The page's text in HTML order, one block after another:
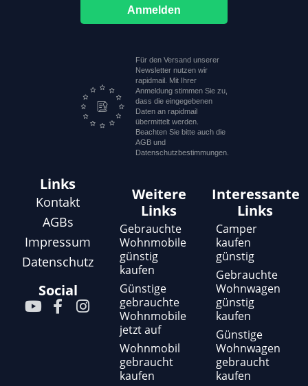
Anmelden
Für den Versand unserer
Newsletter nutzen wir
rapidmail. Mit Ihrer
Anmeldung stimmen Sie zu,
dass die eingegebenen
Daten an rapidmail
übermittelt werden.
Beachten Sie bitte auch die
AGB und
Datenschutzbestimmungen.
Links
Kontakt
AGBs
Impressum
Datenschutz
Social
Y F
a
I
Weitere
Links
Gebrauchte
Wohnmobile
günstig
kaufen
Günstige
gebrauchte
Wohnmobile
jetzt auf
Wohnmobil
gebraucht
kaufen
Interessante
Links
Camper
kaufen
günstig
Gebrauchte
Wohnwagen
günstig
kaufen
Günstige
Wohnwagen
gebraucht
kaufen